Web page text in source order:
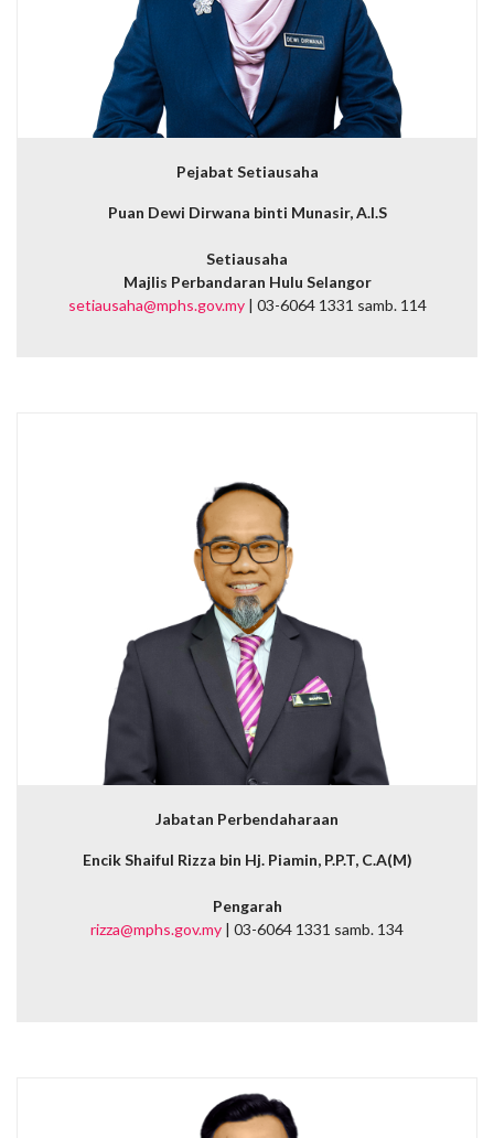
Pejabat Setiausaha
Puan Dewi Dirwana binti Munasir, A.I.S
Setiausaha
Majlis Perbandaran Hulu Selangor
setiausaha@mphs.gov.my| 03-6064 1331 samb. 114
Jabatan Perbendaharaan
Encik Shaiful Rizza bin Hj. Piamin, P.P.T, C.A(M)
Pengarah
rizza@mphs.gov.my | 03-6064 1331 samb. 134